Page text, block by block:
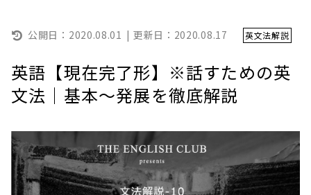
公開日： 2020.08.01 更新日： 2020.08.17 英文法解説
英語【現在完了形】※話すための英
文法｜基本〜発展を徹底解説